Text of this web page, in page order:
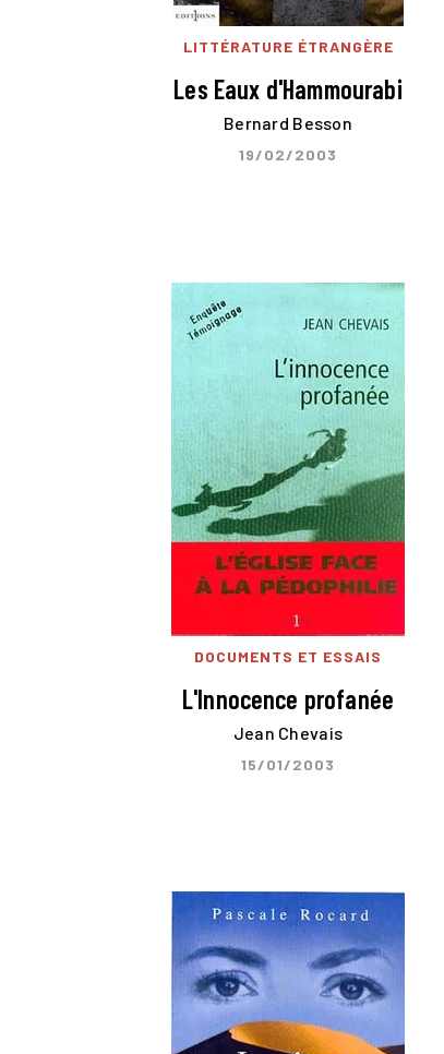
LITTÉRATURE ÉTRANGÈRE
Les Eaux d'Hammourabi
Bernard Besson
19/02/2003
DOCUMENTS ET ESSAIS
L'Innocence profanée
Jean Chevais
15/01/2003